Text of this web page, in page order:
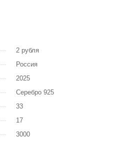
2 рубля
Россия
2025
Серебро 925
33
17
3000